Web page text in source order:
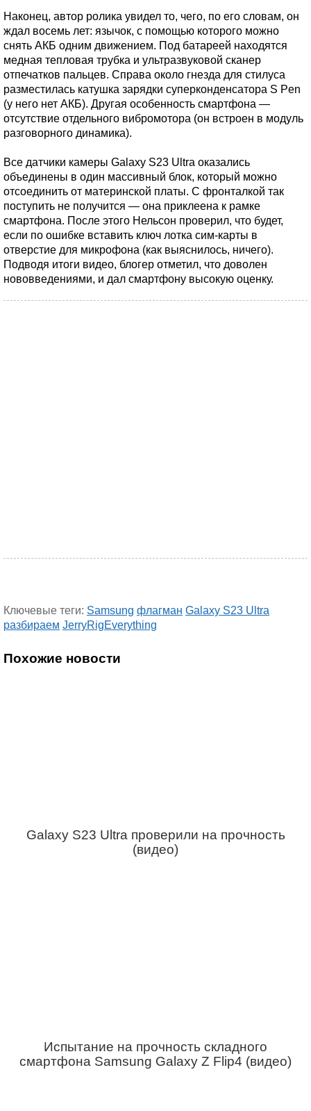
Наконец, автор ролика увидел то, чего, по его словам, он
ждал восемь лет: язычок, с помощью которого можно
снять АКБ одним движением. Под батареей находятся
медная тепловая трубка и ультразвуковой сканер
отпечатков пальцев. Справа около гнезда для стилуса
разместилась катушка зарядки суперконденсатора S Pen
(у него нет АКБ). Другая особенность смартфона —
отсутствие отдельного вибромотора (он встроен в модуль
разговорного динамика).
Все датчики камеры Galaxy S23 Ultra оказались
объединены в один массивный блок, который можно
отсоединить от материнской платы. С фронталкой так
поступить не получится — она приклеена к рамке
смартфона. После этого Нельсон проверил, что будет,
если по ошибке вставить ключ лотка сим-карты в
отверстие для микрофона (как выяснилось, ничего).
Подводя итоги видео, блогер отметил, что доволен
нововведениями, и дал смартфону высокую оценку.
Ключевые теги: Samsung флагман Galaxy S23 Ultra
разбираем JerryRigEverything
Похожие новости
Galaxy S23 Ultra проверили на прочность
(видео)
Испытание на прочность складного
смартфона Samsung Galaxy Z Flip4 (видео)